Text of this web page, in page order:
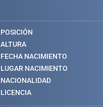
POSICIÓN
ALTURA
FECHA NACIMIENTO
LUGAR NACIMIENTO
NACIONALIDAD
LICENCIA